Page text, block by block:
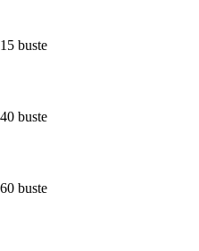
15 buste
40 buste
60 buste